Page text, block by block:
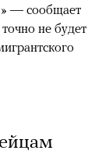
— сообщает
не будет